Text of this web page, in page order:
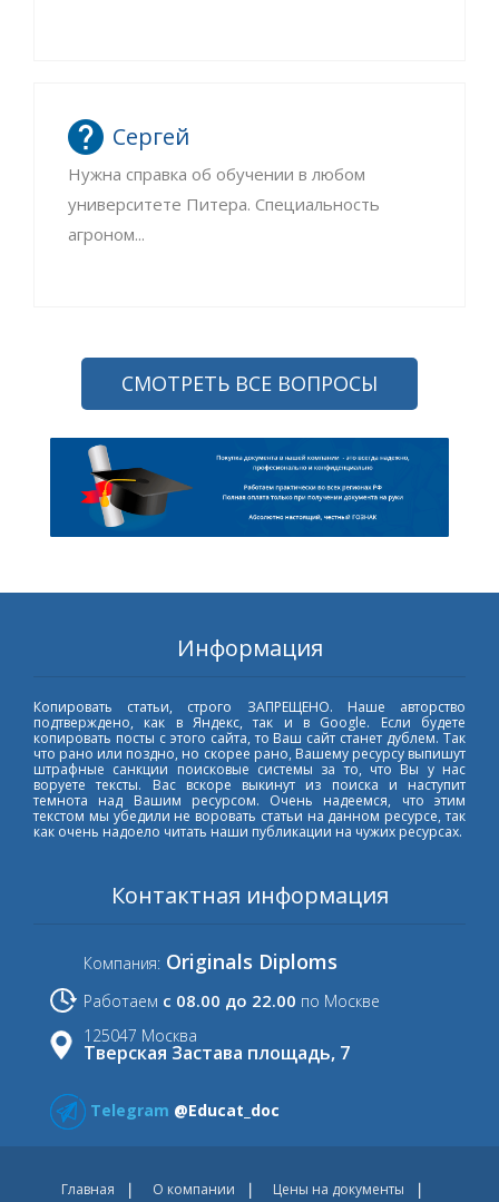
Сергей
Нужна справка об обучении в любом
университете Питера. Специальность
агроном...
СМОТРЕТЬ ВСЕ ВОПРОСЫ
Информация
Копировать статьи, строго ЗАПРЕЩЕНО. Наше авторство
подтверждено, как в Яндекс, так и в Google. Если будете
копировать посты с этого сайта, то Ваш сайт станет дублем. Так
что рано или поздно, но скорее рано, Вашему ресурсу выпишут
штрафные санкции поисковые системы за то, что Вы у нас
воруете тексты. Вас вскоре выкинут из поиска и наступит
темнота над Вашим ресурсом. Очень надеемся, что этим
текстом мы убедили не воровать статьи на данном ресурсе, так
как очень надоело читать наши публикации на чужих ресурсах.
Контактная информация
Компания: Originals Diploms
Работаем с 08.00 до 22.00 по Москве
125047 Москва
Тверская Застава площадь, 7
Telegram @Educat_doc
Главная О компании
Цены на документы